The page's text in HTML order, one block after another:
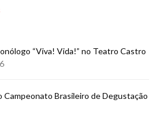
“Viva! Vida!” no Teatro Castro
Campeonato Brasileiro de Degustação